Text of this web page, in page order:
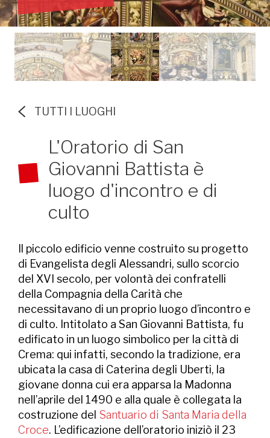
TUTTI I LUOGHI
L'Oratorio di San
Giovanni Battista è
luogo d'incontro e di
culto
Il piccolo edificio venne costruito su progetto
di Evangelista degli Alessandri, sullo scorcio
del XVI secolo, per volontà dei confratelli
della Compagnia della Carità che
necessitavano di un proprio luogo d’incontro e
di culto. Intitolato a San Giovanni Battista, fu
edificato in un luogo simbolico per la città di
Crema: qui infatti, secondo la tradizione, era
ubicata la casa di Caterina degli Uberti, la
giovane donna cui era apparsa la Madonna
nell’aprile del 1490 e alla quale è collegata la
costruzione del Santuario di Santa Maria della
Croce. L’edificazione dell’oratorio iniziò il 23